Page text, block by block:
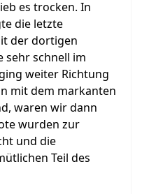
es trocken. In
die letzte
der dortigen
sehr schnell im
weiter Richtung
mit dem markanten
waren wir dann
wurden zur
und die
Teil des